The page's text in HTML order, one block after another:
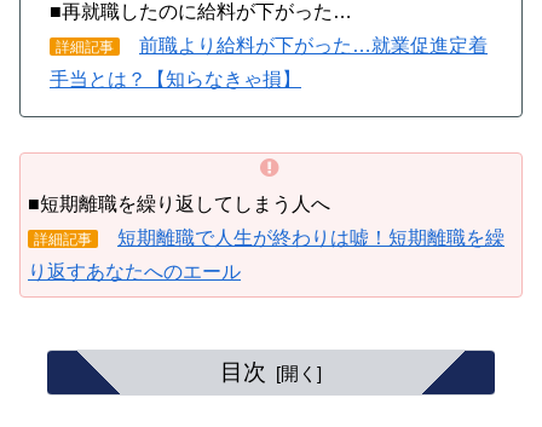
■再就職したのに給料が下がった…
詳細記事
前職より給料が下がった…就業促進定着
手当とは？【知らなきゃ損】
■短期離職を繰り返してしまう人へ
詳細記事
短期離職で人生が終わりは嘘！短期離職を繰
り返すあなたへのエール
目次